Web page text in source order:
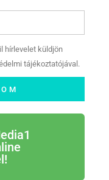
hírlevelet küldjön
tájékoztatójával.